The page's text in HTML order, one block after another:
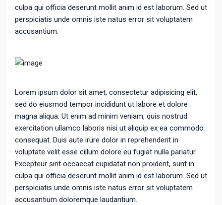
culpa qui officia deserunt mollit anim id est laborum. Sed ut
perspiciatis unde omnis iste natus error sit voluptatem
accusantium.
Lorem ipsum dolor sit amet, consectetur adipisicing elit,
sed do eiusmod tempor incididunt ut labore et dolore
magna aliqua. Ut enim ad minim veniam, quis nostrud
exercitation ullamco laboris nisi ut aliquip ex ea commodo
consequat. Duis aute irure dolor in reprehenderit in
voluptate velit esse cillum dolore eu fugiat nulla pariatur.
Excepteur sint occaecat cupidatat non proident, sunt in
culpa qui officia deserunt mollit anim id est laborum. Sed ut
perspiciatis unde omnis iste natus error sit voluptatem
accusantium doloremque laudantium.